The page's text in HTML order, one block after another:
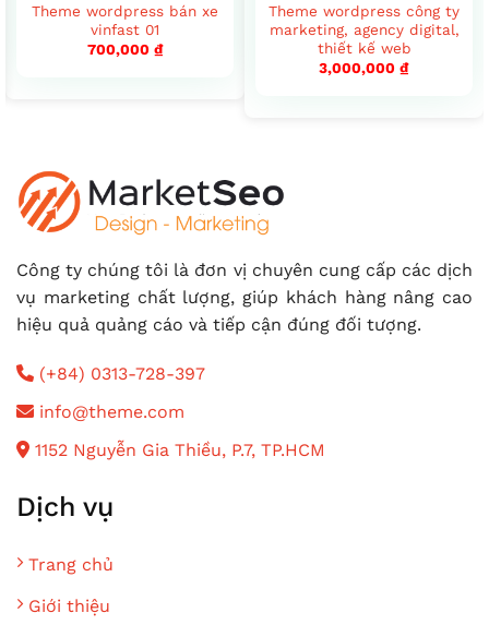
Theme wordpress bán xe
vinfast 01
700,000 ₫
Theme wordpress công ty
marketing, agency digital,
thiết kế web
3,000,000 ₫
Công ty chúng tôi là đơn vị chuyên cung cấp các dịch
vụ marketing chất lượng, giúp khách hàng nâng cao
hiệu quả quảng cáo và tiếp cận đúng đối tượng.
(+84) 0313-728-397
info@theme.com
1152 Nguyễn Gia Thiều, P.7, TP.HCM
Dịch vụ
Trang chủ
Giới thiệu